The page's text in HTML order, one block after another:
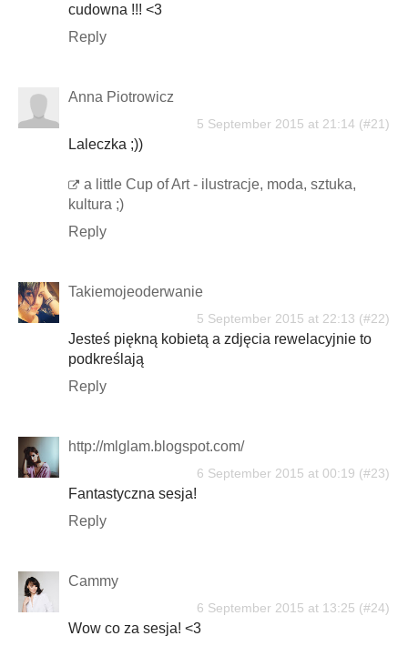
cudowna !!! <3
Reply
Anna Piotrowicz
5 September 2015 at 21:14
Laleczka ;))
a little Cup of Art - ilustracje, moda, sztuka,
kultura ;)
Reply
Takiemojeoderwanie
5 September 2015 at 22:13
Jesteś piękną kobietą a zdjęcia rewelacyjnie to
podkreślają
Reply
http://mlglam.blogspot.com/
6 September 2015 at 00:19
Fantastyczna sesja!
Reply
Cammy
6 September 2015 at 13:25
Wow co za sesja! <3